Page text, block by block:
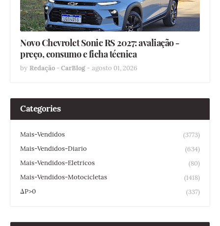
Novo Chevrolet Sonic RS 2027: avaliação -
preço, consumo e ficha técnica
by Redação - CarBlog - agosto 01, 2026
Categories
Mais-Vendidos
(3773)
Mais-Vendidos-Diario
(634)
Mais-Vendidos-Eletricos
(80)
Mais-Vendidos-Motocicletas
(1418)
ΔP>0
(337)